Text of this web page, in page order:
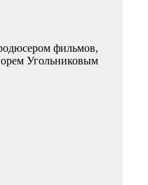
фильмов,
Угольниковым